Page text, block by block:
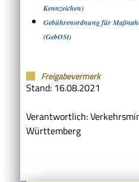
Kennzeichen)
Gebührenordnung für
(GebOSt)
Freigabevermerk
Stand: 16.08.2021
Verantwortlich:
Württemberg